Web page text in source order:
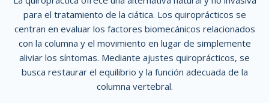
para el tratamiento de la ciática. Los quiroprácticos se
centran en evaluar los factores biomecánicos relacionados
con la columna y el movimiento en lugar de simplemente
aliviar los síntomas. Mediante ajustes quiroprácticos, se
busca restaurar el equilibrio y la función adecuada de la
columna vertebral.